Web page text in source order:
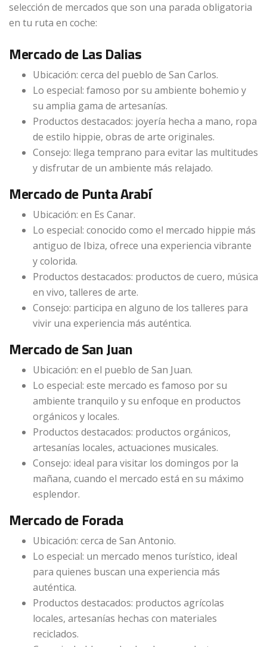
selección de mercados que son una parada obligatoria
en tu ruta en coche:
Mercado de Las Dalias
Ubicación: cerca del pueblo de San Carlos.
Lo especial: famoso por su ambiente bohemio y
su amplia gama de artesanías.
Productos destacados: joyería hecha a mano, ropa
de estilo hippie, obras de arte originales.
Consejo: llega temprano para evitar las multitudes
y disfrutar de un ambiente más relajado.
Mercado de Punta Arabí
Ubicación: en Es Canar.
Lo especial: conocido como el mercado hippie más
antiguo de Ibiza, ofrece una experiencia vibrante
y colorida.
Productos destacados: productos de cuero, música
en vivo, talleres de arte.
Consejo: participa en alguno de los talleres para
vivir una experiencia más auténtica.
Mercado de San Juan
Ubicación: en el pueblo de San Juan.
Lo especial: este mercado es famoso por su
ambiente tranquilo y su enfoque en productos
orgánicos y locales.
Productos destacados: productos orgánicos,
artesanías locales, actuaciones musicales.
Consejo: ideal para visitar los domingos por la
mañana, cuando el mercado está en su máximo
esplendor.
Mercado de Forada
Ubicación: cerca de San Antonio.
Lo especial: un mercado menos turístico, ideal
para quienes buscan una experiencia más
auténtica.
Productos destacados: productos agrícolas
locales, artesanías hechas con materiales
reciclados.